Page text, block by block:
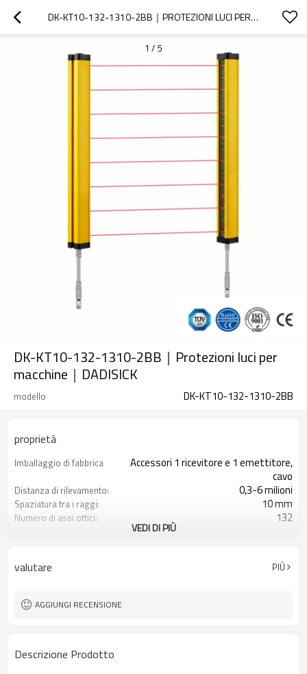
DK-KT10-132-1310-2BB｜PROTEZIONI LUCI PER MACCHINE｜DADISICK
1 / 5
DK-KT10-132-1310-2BB｜Protezioni luci per
macchine｜DADISICK
modello DK-KT10-132-1310-2BB
proprietà
Imballaggio di fabbrica
Accessori 1 ricevitore e 1 emettitore,
cavo
Distanza di rilevamento: 0,3-6 milioni
Spaziatura tra i raggi: 10 mm
Numero di assi ottici: 132
Spina di interfaccia Dotato di connettore M8
VEDI DI PIÙ
valutare PIÙ
AGGIUNGI RECENSIONE
Descrizione Prodotto